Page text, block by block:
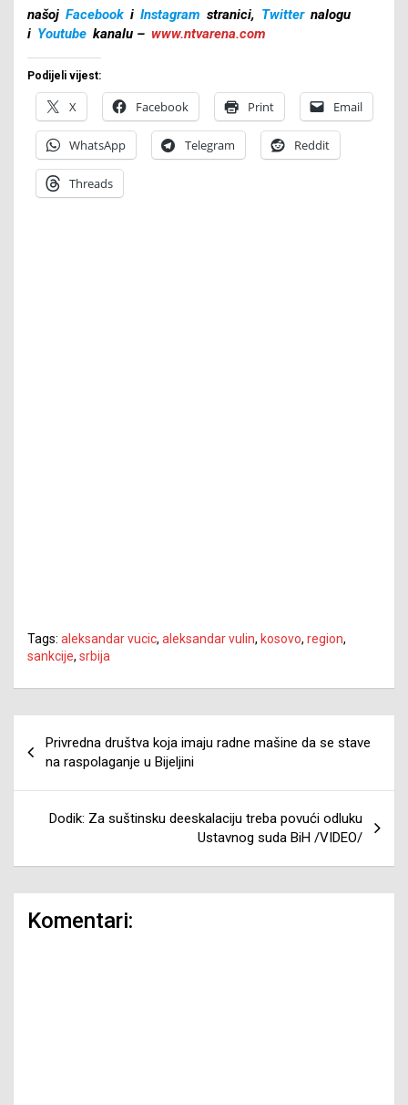
našoj Facebook i Instagram stranici, Twitter nalogu
i Youtube kanalu – www.ntvarena.com
Podijeli vijest:
X Facebook Print Email
WhatsApp Telegram Reddit
Threads
Tags: aleksandar vucic, aleksandar vulin, kosovo, region,
sankcije, srbija
članaka
Privredna društva koja imaju radne mašine da se stave
na raspolaganje u Bijeljini
Dodik: Za suštinsku deeskalaciju treba povući odluku
Ustavnog suda BiH /VIDEO/
Komentari: